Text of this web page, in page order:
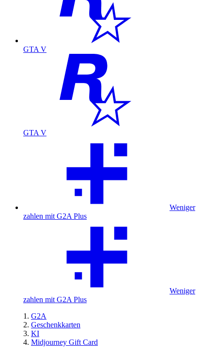
GTA V
GTA V
Weniger
zahlen mit G2A Plus
Weniger
zahlen mit G2A Plus
G2A
Geschenkkarten
KI
Midjourney Gift Card